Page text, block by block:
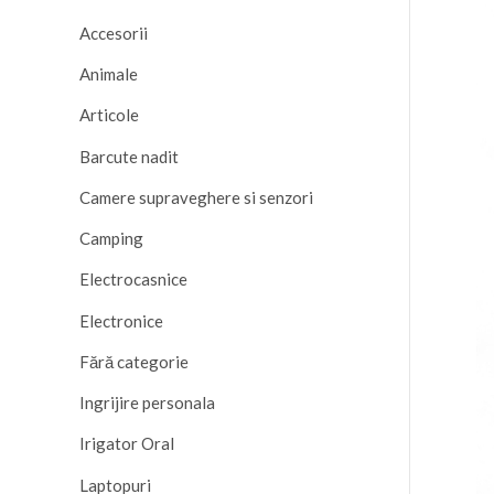
Accesorii
Animale
Articole
Barcute nadit
Camere supraveghere si senzori
Camping
Electrocasnice
Electronice
Fără categorie
Ingrijire personala
Irigator Oral
Laptopuri